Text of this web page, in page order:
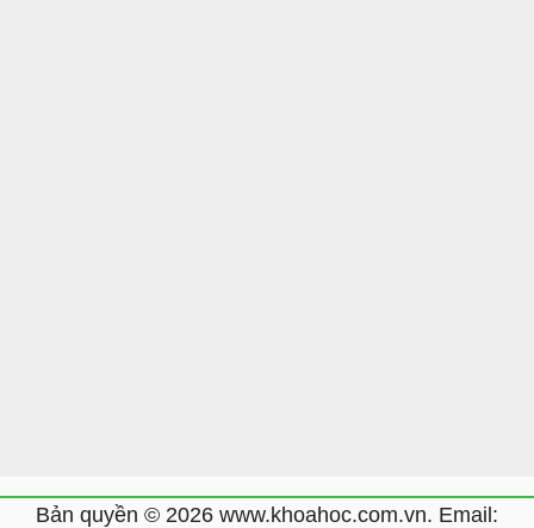
Bản quyền © 2026 www.khoahoc.com.vn. Email: